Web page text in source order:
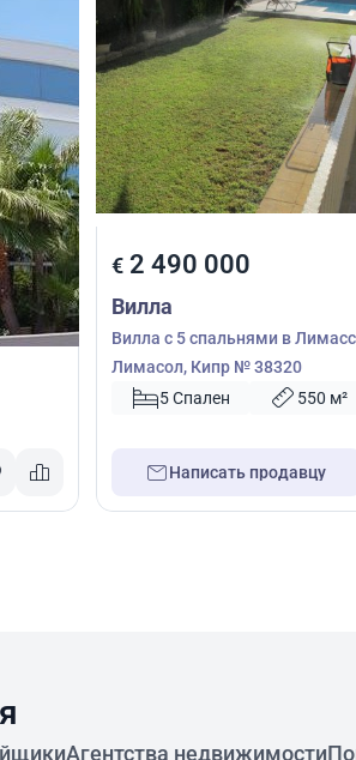
€ 2 490 000
Вилла
Вилла с 5 спальнями в
Лимасол, Кипр № 38320
5 Спален
550 м²
Написать продавцу
Агентства недвижимости